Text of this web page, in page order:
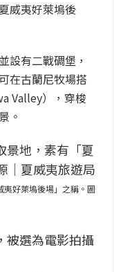
威夷好萊塢後
設有二戰碉堡，
在古蘭尼牧場搭
Valley），穿梭
。
夷好萊塢後場」之稱。圖